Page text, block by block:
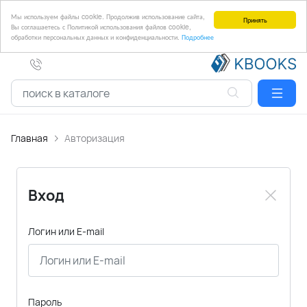
Принять
Мы используем файлы cookie. Продолжив использование сайта,
Вы соглашаетесь с Политикой использования файлов cookie,
обработки персональных данных и конфиденциальности. Подробнее
Главная Авторизация
Вход
Логин или E-mail
Пароль